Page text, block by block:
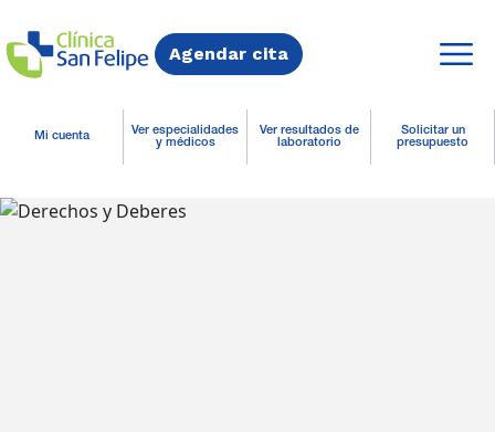
Agendar cita
Mi cuenta
Ver especialidades
y médicos
Ver resultados de
laboratorio
Solicitar un
presupuesto